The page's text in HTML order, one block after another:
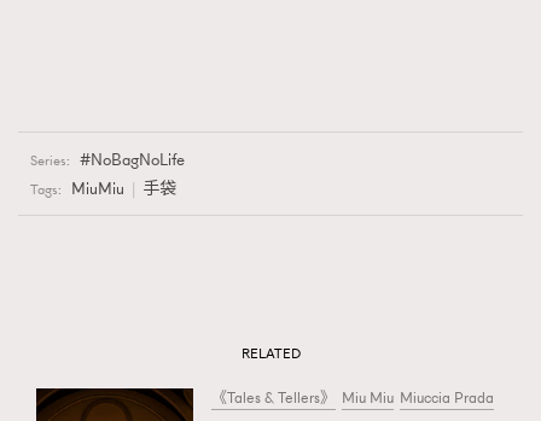
Series: NoBagNoLife
Tags: MiuMiu 手袋
RELATED
《Tales & Tellers》 Miu Miu Miuccia Prada